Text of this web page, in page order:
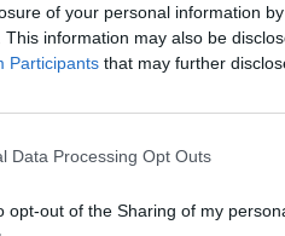
of your personal information
This information may also be
Participants that may further
Data Processing Opt Outs
opt-out of the Sharing of my